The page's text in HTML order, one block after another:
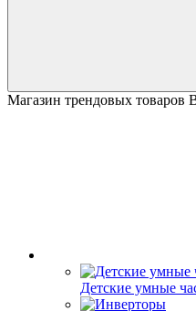
Магазин трендовых
Детские умные